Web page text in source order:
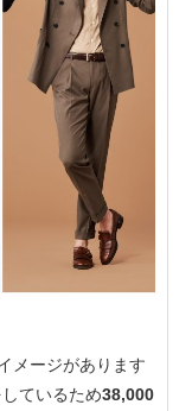
メージがあります
ているため38,000